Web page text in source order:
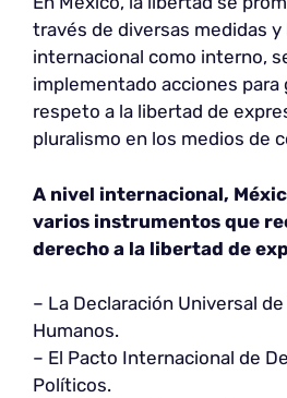
través de diversas medidas y
internacional como interno,
implementado acciones para
respeto a la libertad de
pluralismo en los medios de
A nivel internacional,
varios instrumentos que
derecho a la libertad de
– La Declaración Universal
Humanos.
– El Pacto Internacional de
Políticos.